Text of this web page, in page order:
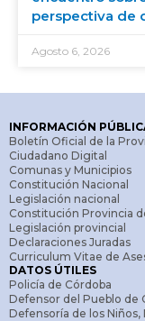
perspectiva de
Agosto 6, 2026
INFORMACIÓN
Boletín Oficial de la
Ciudadano Digital
Comunas y Municipios
Constitución Nacional
Legislación nacional
Constitución Provincia
Legislación provincial
Declaraciones Juradas
Curriculum Vitae de
DATOS ÚTILES
Policía de Córdoba
Defensor del Pueblo de
Defensoría de los